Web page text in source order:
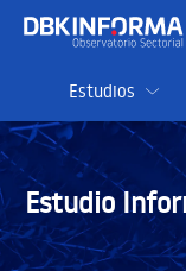
Estudios
Estudio